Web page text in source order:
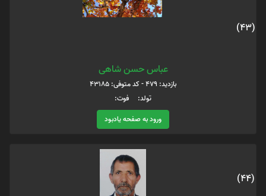
(43)
عباس حسن شاهی
بازدید: 479 - کد متوفی: 43185
تولد: فوت:
ورود به صفحه یادبود
(44)